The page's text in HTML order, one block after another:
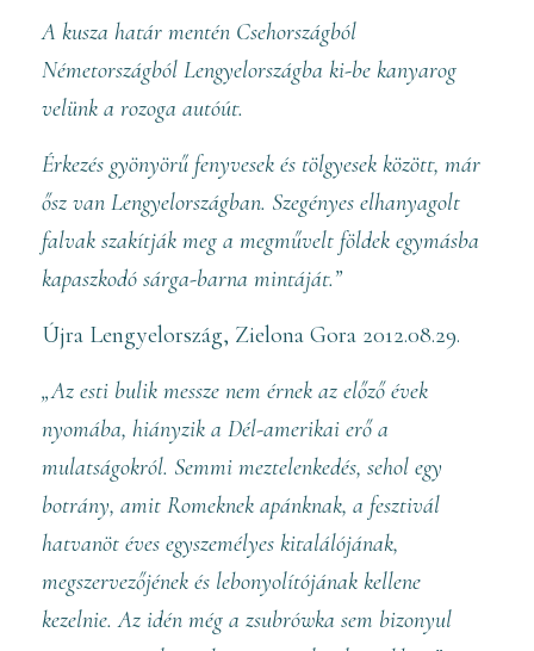
A kusza határ mentén Csehországból
Németországból Lengyelországba ki-be kanyarog
velünk a rozoga autóút.
Érkezés gyönyörű fenyvesek és tölgyesek között, már
ősz van Lengyelországban. Szegényes elhanyagolt
falvak szakítják meg a megművelt földek egymásba
kapaszkodó sárga-barna mintáját.”
Újra Lengyelország, Zielona Gora 2012.08.29.
„Az esti bulik messze nem érnek az előző évek
nyomába, hiányzik a Dél-amerikai erő a
mulatságokról. Semmi meztelenkedés, sehol egy
botrány, amit Romeknek apánknak, a fesztivál
hatvanöt éves egyszemélyes kitalálójának,
megszervezőjének és lebonyolítójának kellene
kezelnie. Az idén még a zsubrówka sem bizonyul